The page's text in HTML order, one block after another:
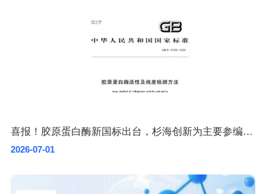
喜报！胶原蛋白酶新国标出台，杉海创新为主要参编单位
2026-07-01